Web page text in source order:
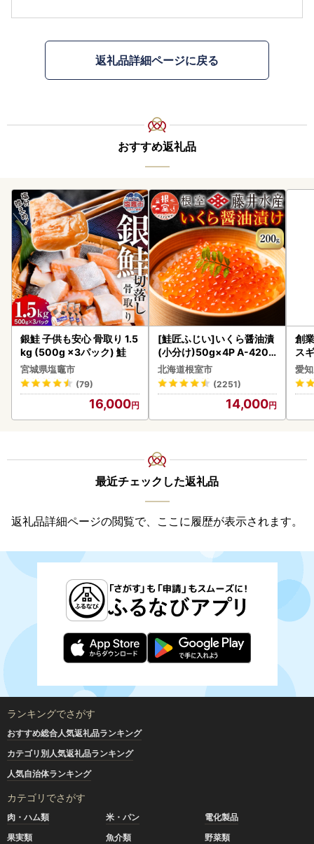
返礼品詳細ページに戻る
おすすめ返礼品
銀鮭 子供も安心 骨取り 1.5
kg (500g ×3パック) 鮭
宮城県塩竈市
(79)
16,000
[鮭匠ふじい]いくら醤油漬
(小分け)50g×4P A-4209
5
北海道根室市
(2251)
14,000
創
ス
み
惣
ン
愛
最近チェックした返礼品
返礼品詳細ページの閲覧で、ここに履歴が表示されます。
ランキングでさがす
おすすめ総合人気返礼品ランキング
カテゴリ別人気返礼品ランキング
人気自治体ランキング
カテゴリでさがす
肉・ハム類 米・パン
電化製品
果実類
魚介類
野菜類